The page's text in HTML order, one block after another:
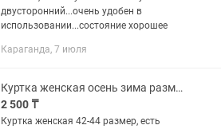
двусторонний...очень удобен в
использовании...состояние хорошее
Караганда, 7 июля
Куртка женская осень зима размер 42
2 500 ₸
Куртка женская 42-44 размер, есть